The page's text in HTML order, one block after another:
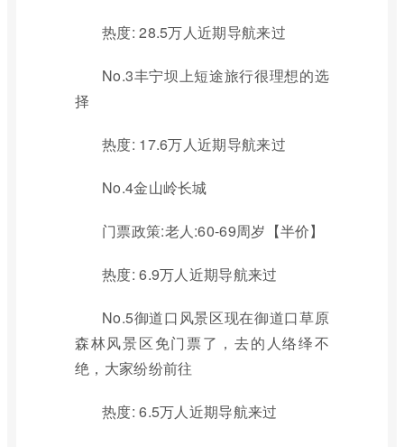
热度: 28.5万人近期导航来过
No.3丰宁坝上短途旅行很理想的选
择
热度: 17.6万人近期导航来过
No.4金山岭长城
门票政策:老人:60-69周岁【半价】
热度: 6.9万人近期导航来过
No.5御道口风景区现在御道口草原
森林风景区免门票了，去的人络绎不
绝，大家纷纷前往
热度: 6.5万人近期导航来过